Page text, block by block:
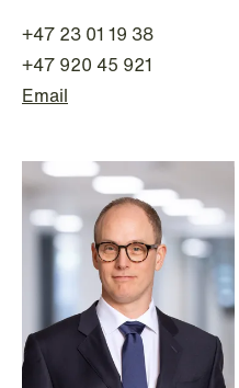
Bookea Group
Read more
+47 23 01 19 38
+47 920 45 921
Email